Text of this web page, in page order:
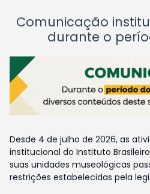
Comunicação
durante o
Desde 4 de julho de 2026, as
institucional do Instituto
suas unidades museológicas
restrições estabelecidas pela